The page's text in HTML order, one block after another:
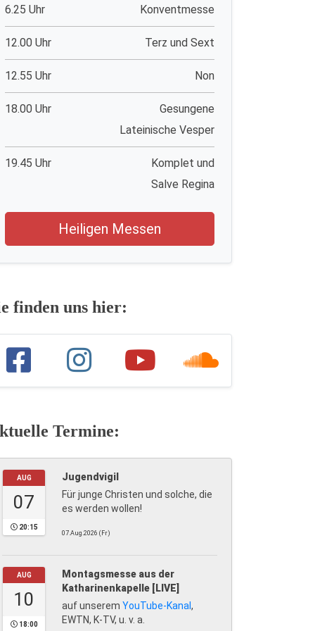
6.25 Uhr Konventmesse
12.00 Uhr Terz und Sext
12.55 Uhr Non
18.00 Uhr
Gesungene
Lateinische Vesper
19.45 Uhr
Komplet und
Salve Regina
Heiligen Messen
finden uns hier:
Termine:
AUG
07
20:15
Jugendvigil
Für junge Christen und solche, die
es werden wollen!
07.Aug.2026 (Fr)
AUG
10
18:00
Montagsmesse aus der
Katharinenkapelle [LIVE]
auf unserem YouTube-Kanal ,
EWTN, K-TV, u. v. a.